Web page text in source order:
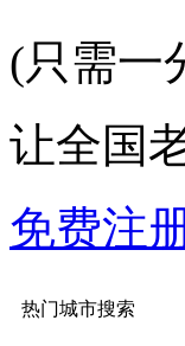
(只需一
让全国
免费注
热门城市搜索